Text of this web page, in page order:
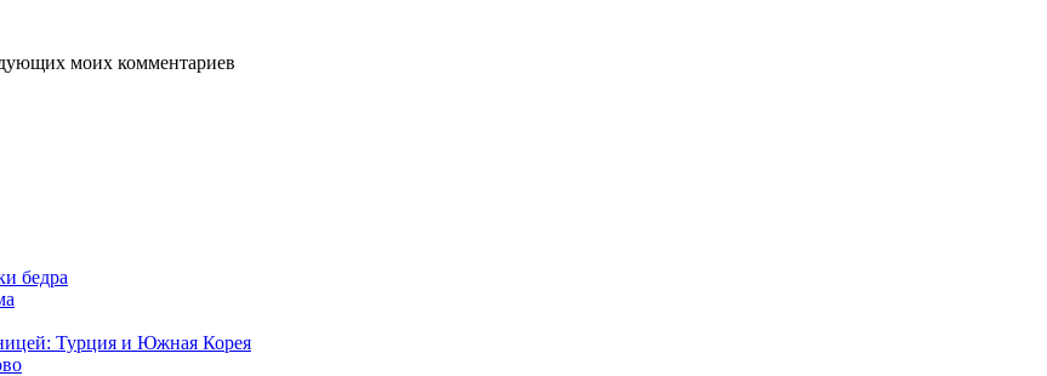
моих комментариев
бедра
Турция и Южная Корея